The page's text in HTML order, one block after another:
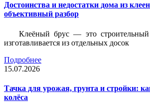
Достоинства и недостатки дома из
объективный разбор
Клеёный брус — это строительный
изготавливается из отдельных досок
Подробнее
15.07.2026
Тачка для урожая, грунта и стройки:
колёса